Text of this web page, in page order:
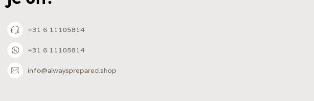
+31 6 11105814
+31 6 11105814
info@alwaysprepared.shop